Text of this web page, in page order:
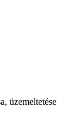
üzemeltetése